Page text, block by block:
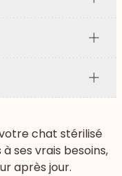
Plus
Plus
Plus
chat stérilisé
ses vrais besoins,
après jour.